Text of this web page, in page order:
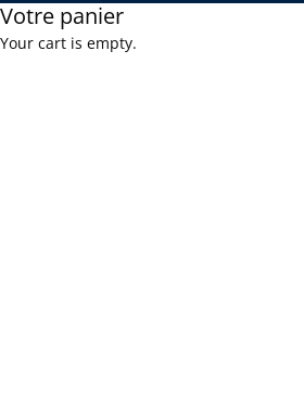
Votre panier
Your cart is empty.